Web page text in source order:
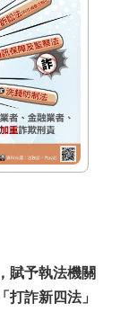
賦予執法機關
詐新四法」